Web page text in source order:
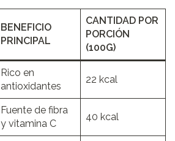
BENEFICIO
PRINCIPAL
CANTIDAD POR
PORCIÓN
(100G)
Rico en
antioxidantes
22 kcal
Fuente de fibra
y vitamina C
40 kcal